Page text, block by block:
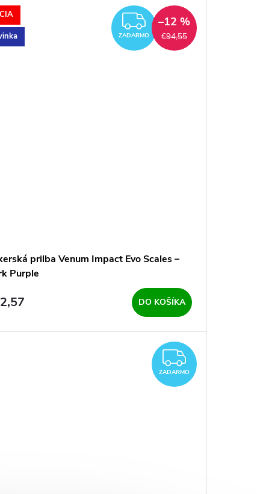
ZADARMO
ZADARMO €94,55
–12 %
prilba Venum Impact Evo Scales –
Purple
DO KOŠÍKA
ZADARMO